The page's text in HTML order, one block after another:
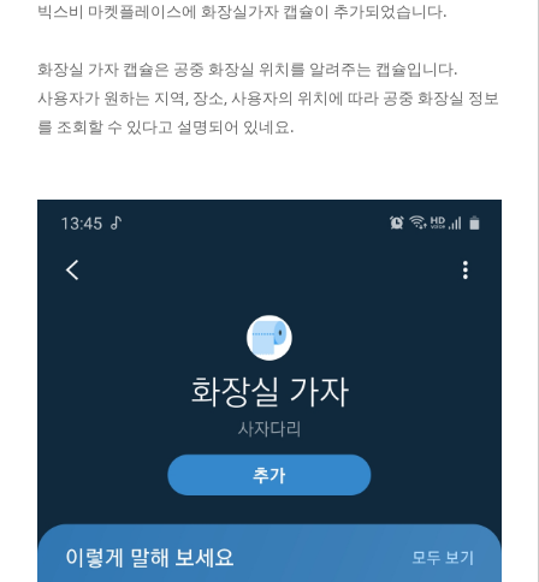
빅스비 마켓플레이스에 화장실가자 캡슐이 추가되었습니다.
화장실 가자 캡슐은 공중 화장실 위치를 알려주는 캡슐입니다.
사용자가 원하는 지역, 장소, 사용자의 위치에 따라 공중 화장실 정보
를 조회할 수 있다고 설명되어 있네요.